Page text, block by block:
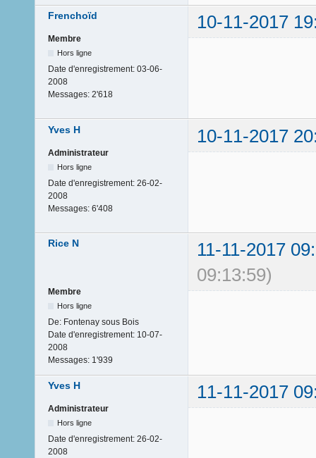
Frenchoïd 10-11-2017
Membre
Hors ligne
Date d'enregistrement: 03-06-
2008
Messages: 2'618
Yves H 10-11-2017
Administrateur
Hors ligne
Date d'enregistrement: 26-02-
2008
Messages: 6'408
Rice N
11-11-2017
09:13:59)
Membre
Hors ligne
De: Fontenay sous Bois
Date d'enregistrement: 10-07-
2008
Messages: 1'939
Yves H 11-11-2017
Administrateur
Hors ligne
Date d'enregistrement: 26-02-
2008